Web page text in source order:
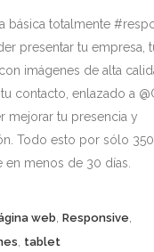
básica totalmente
presentar tu empresa,
imágenes de alta
contacto, enlazado a
mejorar tu presencia y
Todo esto por sólo
en menos de 30 días.
web, Responsive,
, tablet